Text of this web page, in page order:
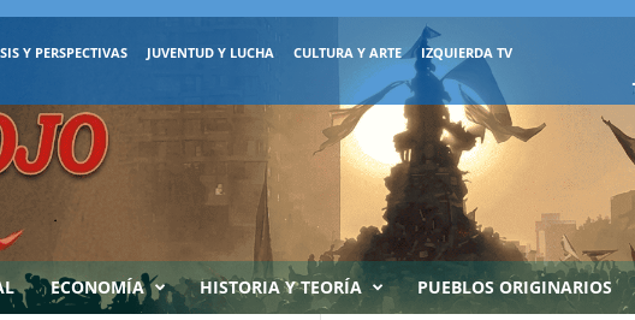
Y PERSPECTIVAS JUVENTUD Y LUCHA CULTURA Y ARTE IZQUIERDA TV
ECONOMÍA HISTORIA Y TEORÍA PUEBLOS ORIGINARIOS